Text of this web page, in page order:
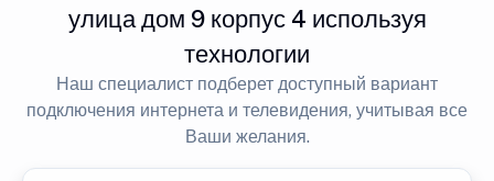
улица дом 9 корпус 4 используя
технологии
Наш специалист подберет доступный вариант
подключения интернета и телевидения, учитывая все
Ваши желания.